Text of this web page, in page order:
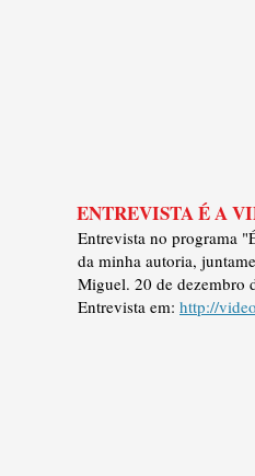
ENTREVISTA É A
Entrevista no programa
da minha autoria,
Miguel. 20 de dezembro
Entrevista em: http://